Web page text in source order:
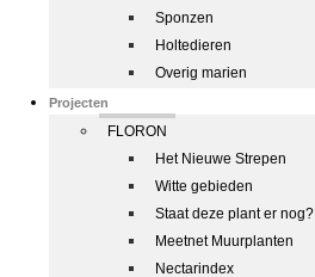
Sponzen
Holtedieren
Overig marien
Projecten
FLORON
Het Nieuwe Strepen
Witte gebieden
Staat deze plant er nog?
Meetnet Muurplanten
Nectarindex